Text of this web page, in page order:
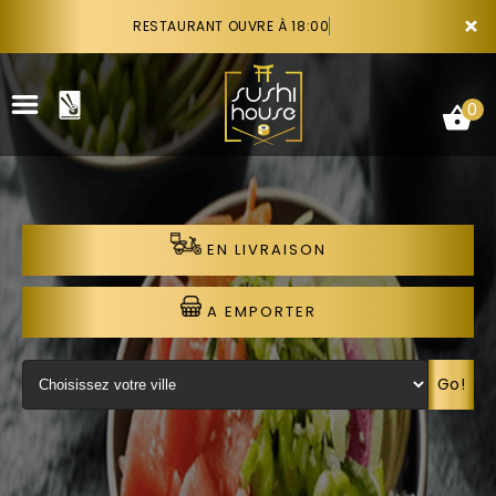
×
RESTAURANT OUVRE À 18:00
VOTRE COMPTE
NOTRE RESTAURANT
VOS AVIS
0
EN LIVRAISON
A EMPORTER
Go!